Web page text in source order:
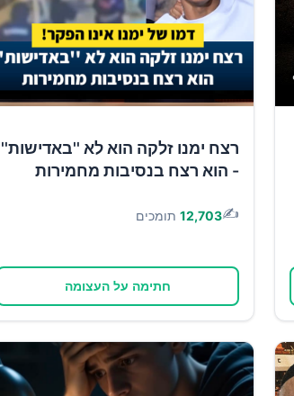
רצח ימנו זלקה הוא לא ''באדישות''
- הוא רצח בנסיבות מחמירות
✍️
12,703 תומכים
חתימה על העצומה